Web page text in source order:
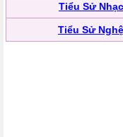
Tiểu Sử
Tiểu Sử